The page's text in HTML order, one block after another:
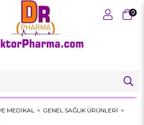
0
MEDİKAL GENEL SAĞLIK ÜRÜNLERİ